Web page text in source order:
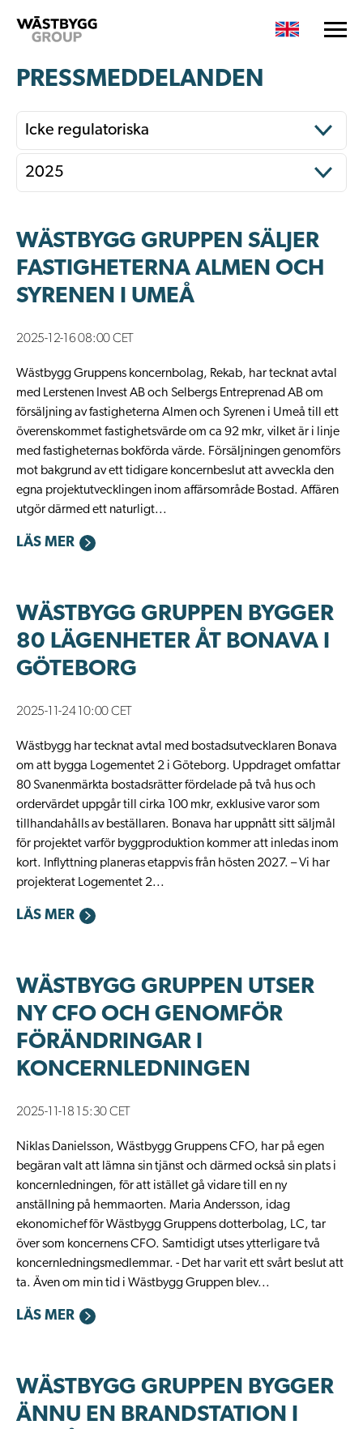
PRESSMEDDELANDEN
Icke regulatoriska
2025
WÄSTBYGG GRUPPEN SÄLJER
FASTIGHETERNA ALMEN OCH
SYRENEN I UMEÅ
2025-12-16 08:00 CET
Wästbygg Gruppens koncernbolag, Rekab, har tecknat avtal
med Lerstenen Invest AB och Selbergs Entreprenad AB om
försäljning av fastigheterna Almen och Syrenen i Umeå till ett
överenskommet fastighetsvärde om ca 92 mkr, vilket är i linje
med fastigheternas bokförda värde. Försäljningen genomförs
mot bakgrund av ett tidigare koncernbeslut att avveckla den
egna projektutvecklingen inom affärsområde Bostad. Affären
utgör därmed ett naturligt...
LÄS MER
WÄSTBYGG GRUPPEN BYGGER
80 LÄGENHETER ÅT BONAVA I
GÖTEBORG
2025-11-24 10:00 CET
Wästbygg har tecknat avtal med bostadsutvecklaren Bonava
om att bygga Logementet 2 i Göteborg. Uppdraget omfattar
80 Svanenmärkta bostadsrätter fördelade på två hus och
ordervärdet uppgår till cirka 100 mkr, exklusive varor som
tillhandahålls av beställaren. Bonava har uppnått sitt säljmål
för projektet varför byggproduktion kommer att inledas inom
kort. Inflyttning planeras etappvis från hösten 2027. – Vi har
projekterat Logementet 2...
LÄS MER
WÄSTBYGG GRUPPEN UTSER
NY CFO OCH GENOMFÖR
FÖRÄNDRINGAR I
KONCERNLEDNINGEN
2025-11-18 15:30 CET
Niklas Danielsson, Wästbygg Gruppens CFO, har på egen
begäran valt att lämna sin tjänst och därmed också sin plats i
koncernledningen, för att istället gå vidare till en ny
anställning på hemmaorten. Maria Andersson, idag
ekonomichef för Wästbygg Gruppens dotterbolag, LC, tar
över som koncernens CFO. Samtidigt utses ytterligare två
koncernledningsmedlemmar. - Det har varit ett svårt beslut att
ta. Även om min tid i Wästbygg Gruppen blev...
LÄS MER
WÄSTBYGG GRUPPEN BYGGER
ÄNNU EN BRANDSTATION I